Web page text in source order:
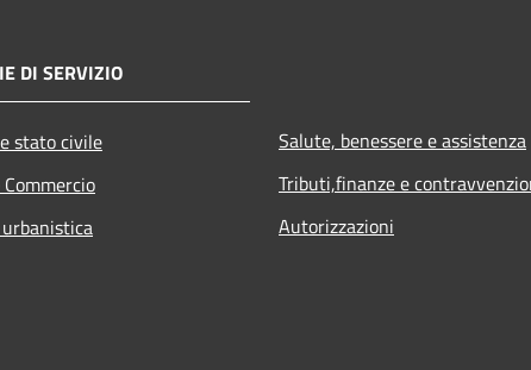
DI SERVIZIO
stato civile
Salute, benessere e assistenza
Tributi,finanze e
Autorizzazioni